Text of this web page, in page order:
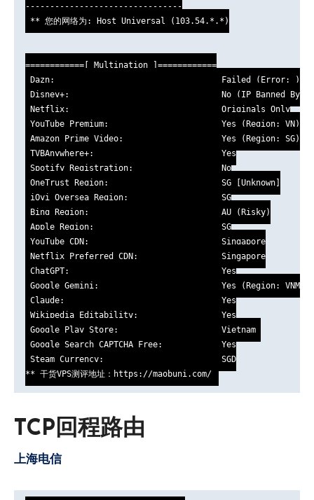
--------------------------------
** 您的网络为: Host Universal (103.54.*.*)
============[ Multination ]============
Dazn:                                  Failed (Error: )
Disney+:                               No (IP Banned By
Netflix:                               Originals Only
YouTube Premium:                       Yes (Region: VN)
Amazon Prime Video:                    Yes (Region: SG)
TVBAnywhere+:                          Yes
Spotify Registration:                  No
OneTrust Region:                       SG [Unknown]
iQyi Oversea Region:                   SG
Bing Region:                           AU (Risky)
Apple Region:                          SG
YouTube CDN:                           Singapore
Netflix Preferred CDN:                 Singapore
ChatGPT:                               Yes
Google Gemini:                         Yes (Region: VNM)
Claude:                                Yes
Wikipedia Editability:                 Yes
Google Play Store:                     Vietnam
Google Search CAPTCHA Free:            Yes
Steam Currency:                        SGD
** 干货VPS测评地址：https://maobuni.com/
TCP回程路由
上海电信